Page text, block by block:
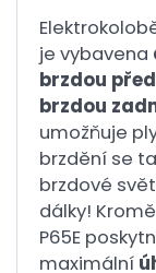
je vybavena
brzdou
brzdou
umožňuje
brzdění se
brzdové
dálky!
P65E
maximální